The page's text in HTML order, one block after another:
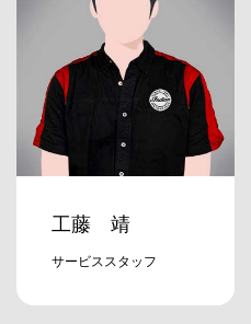
工藤 靖
サービススタッフ